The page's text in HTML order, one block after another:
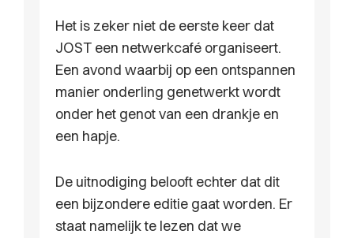
Het is zeker niet de eerste keer dat
JOST een netwerkcafé organiseert.
Een avond waarbij op een ontspannen
manier onderling genetwerkt wordt
onder het genot van een drankje en
een hapje.
De uitnodiging belooft echter dat dit
een bijzondere editie gaat worden. Er
staat namelijk te lezen dat we